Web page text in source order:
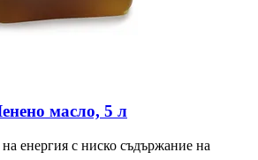
масло, 5 л
енергия с ниско съдържание на